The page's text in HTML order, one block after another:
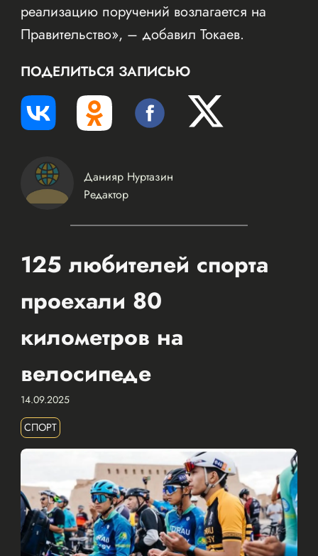
реализацию поручений возлагается на
Правительство», – добавил Токаев.
ПОДЕЛИТЬСЯ ЗАПИСЬЮ
Данияр Нуртазин
Редактор
125 любителей спорта
проехали 80
километров на
велосипеде
14.09.2025
СПОРТ